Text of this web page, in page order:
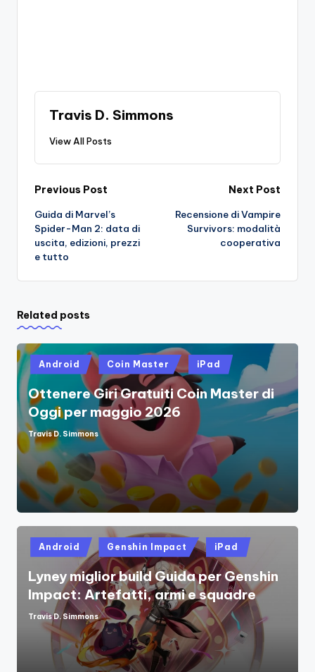
Travis D. Simmons
View All Posts
Post
navigation
Previous Post
Guida di Marvel’s
Spider-Man 2: data di
uscita, edizioni, prezzi
e tutto
Next Post
Recensione di Vampire
Survivors: modalità
cooperativa
Related posts
Posted
in
Android Coin Master iPad
Ottenere Giri Gratuiti Coin Master di
Oggi per maggio 2026
Posted
by
Travis D. Simmons
Posted
in
Android Genshin Impact iPad
Lyney miglior build Guida per Genshin
Impact: Artefatti, armi e squadre
Posted
Travis D. Simmons